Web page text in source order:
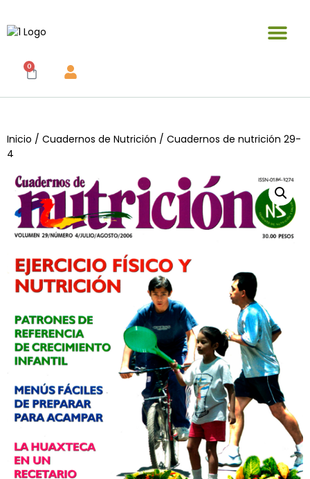
0
Inicio / Cuadernos de Nutrición / Cuadernos de nutrición 29-
4